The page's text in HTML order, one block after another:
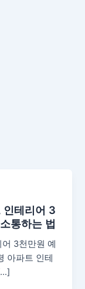
인테리어 3
통하는 법
3천만원 예
아파트 인테